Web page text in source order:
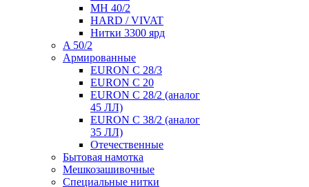
MH 40/2
HARD / VIVAT
Нитки 3300 ярд
A 50/2
Армированные
EURON C 28/3
EURON C 20
EURON C 28/2 (аналог
45 ЛЛ)
EURON C 38/2 (аналог
35 ЛЛ)
Отечественные
Бытовая намотка
Мешкозашивочные
Специальные нитки